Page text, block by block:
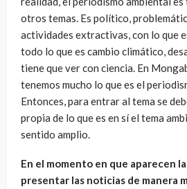
otros temas. Es político,
actividades extractivas, con lo que
todo lo que es cambio climático,
tiene que ver con ciencia. En
tenemos mucho lo que es el
Entonces, para entrar al tema se
propia de lo que es en sí el tema
sentido amplio.
En el momento en que aparecen
presentar las noticias de manera